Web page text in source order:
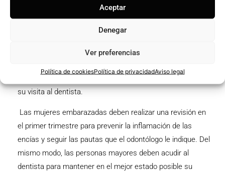
Aceptar
Denegar
Ver preferencias
Política de cookiesPolítica de privacidadAviso legal
empiezan a salirle los primeros dientes. Le mostraremos
visitas deben realizarse cada seis meses para aplicar
hábitos, pero, sobre todo, para que disfruten siempre de
su visita al dentista.
Las mujeres embarazadas deben realizar una revisión en
el primer trimestre para prevenir la inflamación de las
encías y seguir las pautas que el odontólogo le indique. Del
mismo modo, las personas mayores deben acudir al
dentista para mantener en el mejor estado posible su